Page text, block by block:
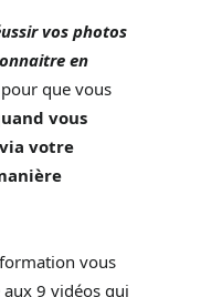
vos photos
en
que vous
vous
votre
vous
aux 9 vidéos qui